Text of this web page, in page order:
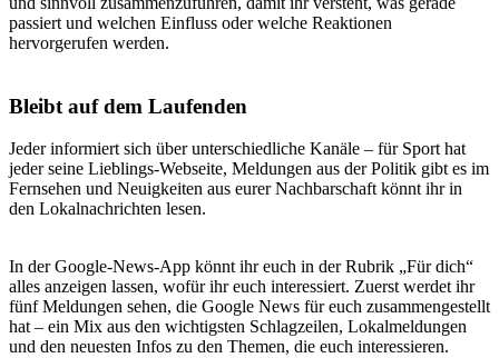
passiert und welchen Einfluss oder welche Reaktionen
hervorgerufen werden.
Bleibt auf dem Laufenden
Jeder informiert sich über unterschiedliche Kanäle – für Sport hat
jeder seine Lieblings-Webseite, Meldungen aus der Politik gibt es im
Fernsehen und Neuigkeiten aus eurer Nachbarschaft könnt ihr in
den Lokalnachrichten lesen.
In der Google-News-App könnt ihr euch in der Rubrik „Für dich“
alles anzeigen lassen, wofür ihr euch interessiert. Zuerst werdet ihr
fünf Meldungen sehen, die Google News für euch zusammengestellt
hat – ein Mix aus den wichtigsten Schlagzeilen, Lokalmeldungen
und den neuesten Infos zu den Themen, die euch interessieren.